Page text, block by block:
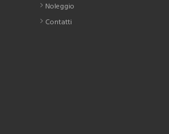
Noleggio
Contatti